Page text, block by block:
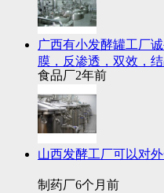
广西有小发酵罐工厂
膜，反渗透，双效，
食品厂2年前
山西发酵工厂可以对
制药厂6个月前